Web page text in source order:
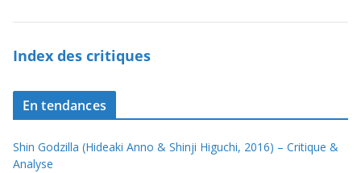
Index des critiques
En tendances
Shin Godzilla (Hideaki Anno & Shinji Higuchi, 2016) – Critique &
Analyse